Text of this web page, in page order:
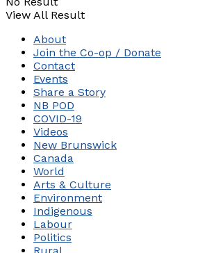
View All Result
About
Join the Co-op / Donate
Contact
Events
Share a Story
NB POD
COVID-19
Videos
New Brunswick
Canada
World
Arts & Culture
Environment
Indigenous
Labour
Politics